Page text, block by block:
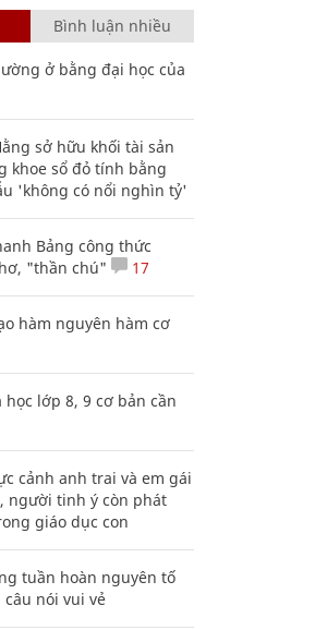
Bình luận nhiều
ở bằng đại học của
sở hữu khối tài sản
khoe sổ đỏ tính bằng
'không có nổi nghìn tỷ'
Bảng công thức
"thần chú"
17
hàm nguyên hàm cơ
học lớp 8, 9 cơ bản cần
cảnh anh trai và em gái
người tinh ý còn phát
giáo dục con
tuần hoàn nguyên tố
nói vui vẻ